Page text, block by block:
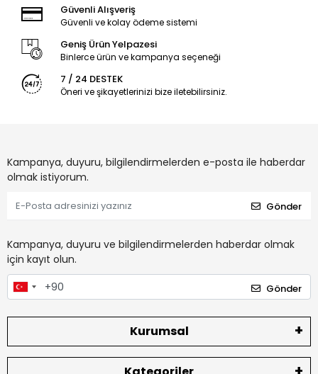
Güvenli Alışveriş
Güvenli ve kolay ödeme sistemi
Geniş Ürün Yelpazesi
Binlerce ürün ve kampanya seçeneği
7 / 24 DESTEK
Öneri ve şikayetlerinizi bize iletebilirsiniz.
Kampanya, duyuru, bilgilendirmelerden e-posta ile haberdar
olmak istiyorum.
Gönder
Kampanya, duyuru ve bilgilendirmelerden haberdar olmak
için kayıt olun.
Gönder
Kurumsal